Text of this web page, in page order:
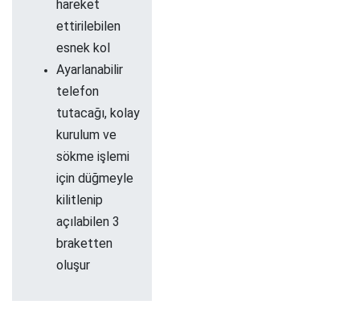
hareket
ettirilebilen
esnek kol
Ayarlanabilir
telefon
tutacağı, kolay
kurulum ve
sökme işlemi
için düğmeyle
kilitlenip
açılabilen 3
braketten
oluşur